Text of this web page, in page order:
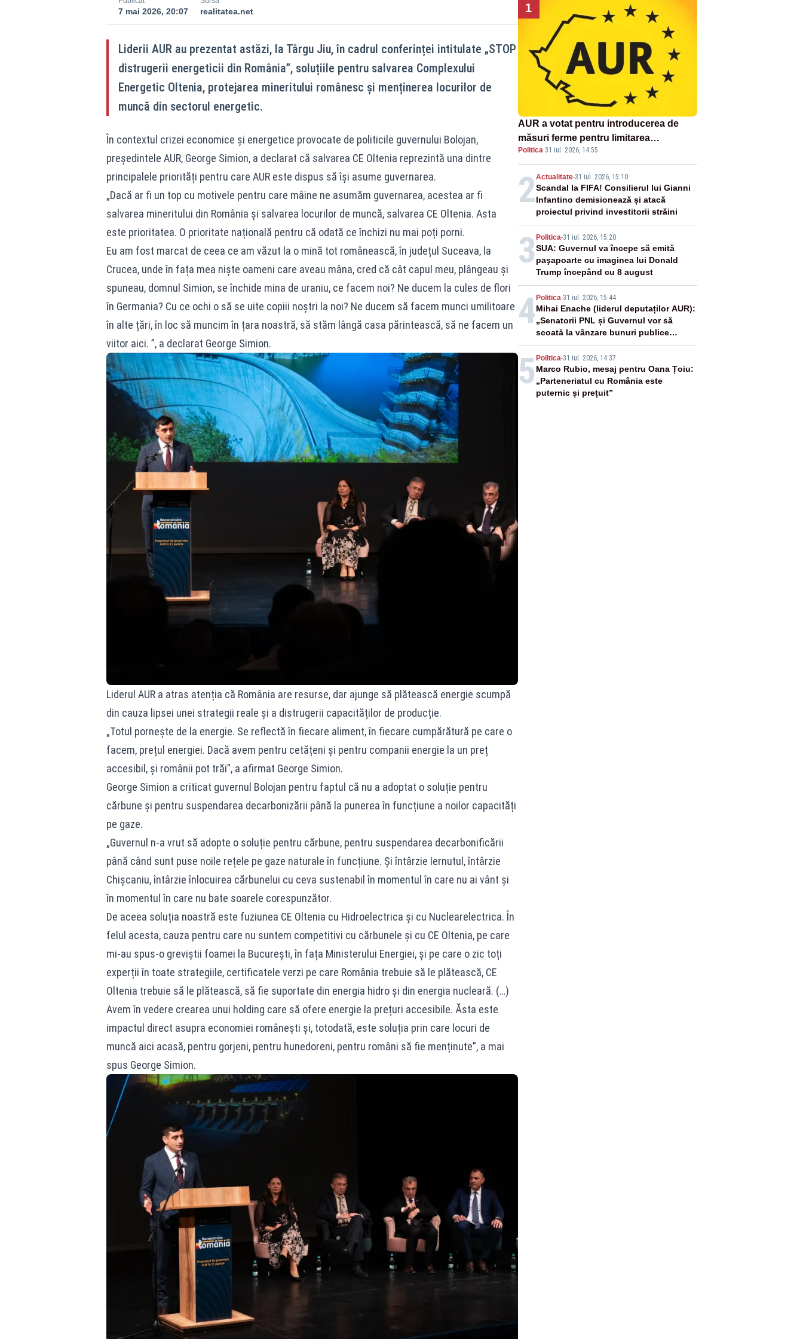
7 mai 2026, 20:07 realitatea.net
Liderii AUR au prezentat astăzi, la Târgu Jiu, în cadrul conferinței intitulate „STOP
distrugerii energeticii din România”, soluțiile pentru salvarea Complexului
Energetic Oltenia, protejarea mineritului românesc și menținerea locurilor de
muncă din sectorul energetic.
În contextul crizei economice și energetice provocate de politicile guvernului Bolojan,
președintele AUR, George Simion, a declarat că salvarea CE Oltenia reprezintă una dintre
principalele priorități pentru care AUR este dispus să își asume guvernarea.
„Dacă ar fi un top cu motivele pentru care mâine ne asumăm guvernarea, acestea ar fi
salvarea mineritului din România și salvarea locurilor de muncă, salvarea CE Oltenia. Asta
este prioritatea. O prioritate națională pentru că odată ce închizi nu mai poți porni.
Eu am fost marcat de ceea ce am văzut la o mină tot românească, în județul Suceava, la
Crucea, unde în fața mea niște oameni care aveau mâna, cred că cât capul meu, plângeau și
spuneau, domnul Simion, se închide mina de uraniu, ce facem noi? Ne ducem la cules de flori
în Germania? Cu ce ochi o să se uite copiii noștri la noi? Ne ducem să facem munci umilitoare
în alte țări, în loc să muncim în țara noastră, să stăm lângă casa părintească, să ne facem un
viitor aici. ”, a declarat George Simion.
Liderul AUR a atras atenția că România are resurse, dar ajunge să plătească energie scumpă
din cauza lipsei unei strategii reale și a distrugerii capacităților de producție.
„Totul pornește de la energie. Se reflectă în fiecare aliment, în fiecare cumpărătură pe care o
facem, prețul energiei. Dacă avem pentru cetățeni și pentru companii energie la un preț
accesibil, și românii pot trăi”, a afirmat George Simion.
George Simion a criticat guvernul Bolojan pentru faptul că nu a adoptat o soluție pentru
cărbune și pentru suspendarea decarbonizării până la punerea în funcțiune a noilor capacități
pe gaze.
„Guvernul n-a vrut să adopte o soluție pentru cărbune, pentru suspendarea decarbonificării
până când sunt puse noile rețele pe gaze naturale în funcțiune. Și întârzie Iernutul, întârzie
Chișcaniu, întârzie înlocuirea cărbunelui cu ceva sustenabil în momentul în care nu ai vânt și
în momentul în care nu bate soarele corespunzător.
De aceea soluția noastră este fuziunea CE Oltenia cu Hidroelectrica și cu Nuclearelectrica. În
felul acesta, cauza pentru care nu suntem competitivi cu cărbunele și cu CE Oltenia, pe care
mi-au spus-o greviștii foamei la București, în fața Ministerului Energiei, și pe care o zic toți
experții în toate strategiile, certificatele verzi pe care România trebuie să le plătească, CE
Oltenia trebuie să le plătească, să fie suportate din energia hidro și din energia nucleară. (…)
Avem în vedere crearea unui holding care să ofere energie la prețuri accesibile. Ăsta este
impactul direct asupra economiei românești și, totodată, este soluția prin care locuri de
muncă aici acasă, pentru gorjeni, pentru hunedoreni, pentru români să fie menținute”, a mai
spus George Simion.
1
AUR a votat pentru introducerea de
măsuri ferme pentru limitarea
răspândirii virusului pestei porcine
africane
Politica·31 iul. 2026, 14:55
2Actualitate-31 iul. 2026, 15:10
Scandal la FIFA! Consilierul lui Gianni
Infantino demisionează și atacă
proiectul privind investitorii străini
3 Politica-31 iul. 2026, 15:20
SUA: Guvernul va începe să emită
paşapoarte cu imaginea lui Donald
Trump începând cu 8 august
4 Politica-31 iul. 2026, 15:44
Mihai Enache (liderul deputaților AUR):
„Senatorii PNL și Guvernul vor să
scoată la vânzare bunuri publice
pentru a stinge datoriile pentru
vaccinurile Pfizer!”
5 Politica-31 iul. 2026, 14:37
Marco Rubio, mesaj pentru Oana Țoiu:
„Parteneriatul cu România este
puternic și prețuit”